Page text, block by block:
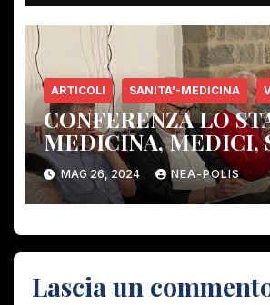
ARTICOLI SANITA'-MEDICINA
CONFERENZA LO
MEDICINA, MEDICI,
SCIENZA MEDICA
MAG 26, 2024 NEA-POLIS
Lascia un